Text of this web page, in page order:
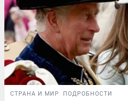
СТРАНА И МИР ПОДРОБНОСТИ